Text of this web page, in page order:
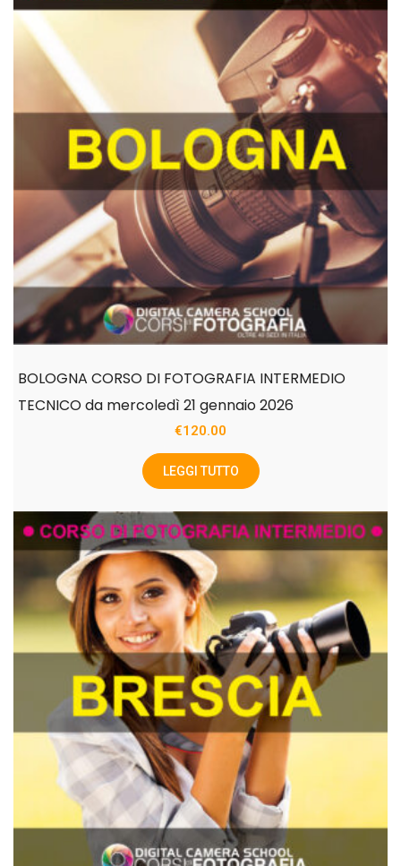
BOLOGNA CORSO DI FOTOGRAFIA INTERMEDIO
TECNICO da mercoledì 21 gennaio 2026
€120.00
LEGGI TUTTO